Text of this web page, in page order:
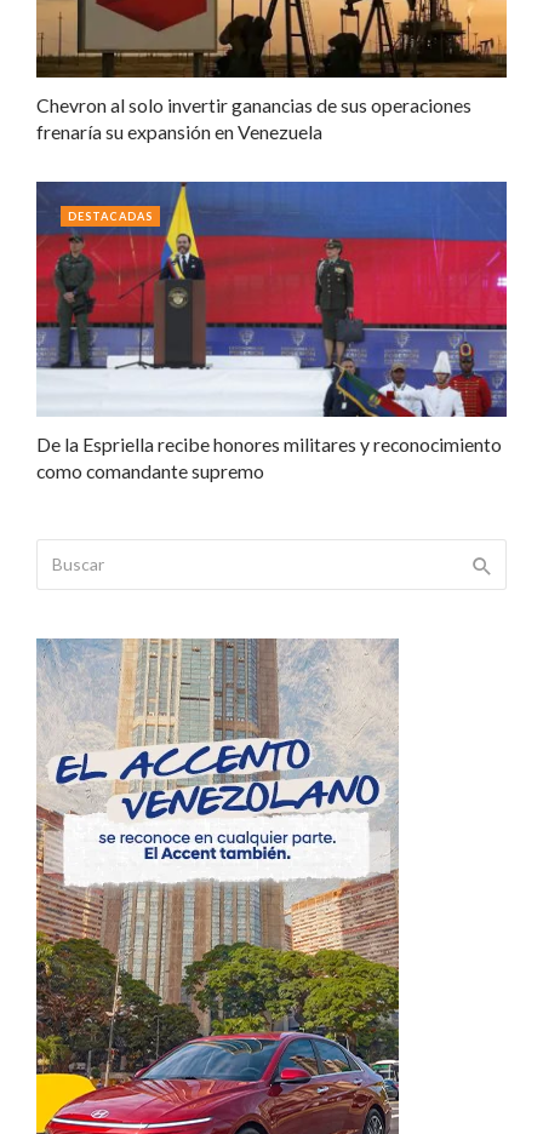
Chevron al solo invertir ganancias de sus operaciones
frenaría su expansión en Venezuela
De la Espriella recibe honores militares y reconocimiento
como comandante supremo
DESTACADAS